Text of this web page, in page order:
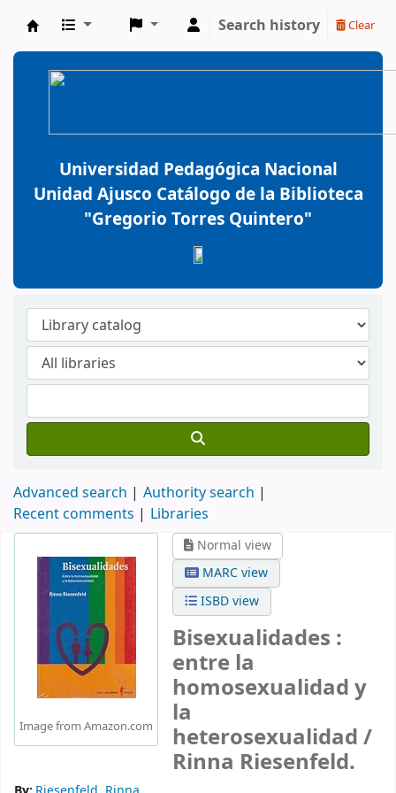
BiblioGTQ
Search history Clear
Universidad Pedagógica Nacional
Unidad Ajusco Catálogo de la Biblioteca
"Gregorio Torres Quintero"
Advanced search
Authority search
Recent comments
Libraries
Image from Amazon.com
Normal view
MARC view
ISBD view
Bisexualidades :
entre la
homosexualidad y
la
heterosexualidad /
Rinna Riesenfeld.